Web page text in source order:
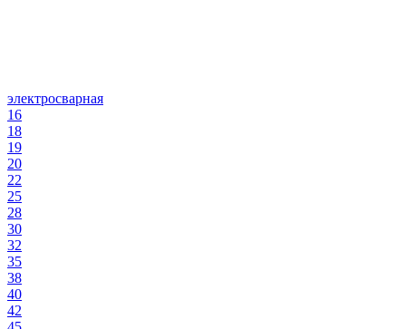
электросварная
16
18
19
20
22
25
28
30
32
35
38
40
42